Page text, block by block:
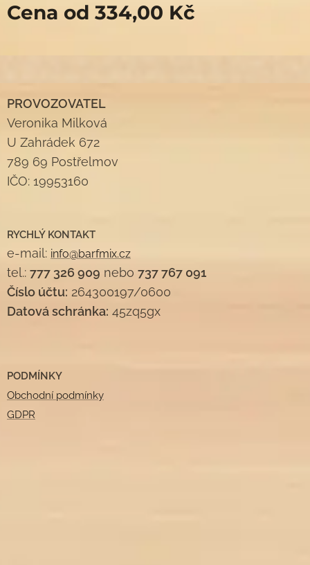
Cena od 334,00 Kč
PROVOZOVATEL
Veronika Milková
U Zahrádek 672
789 69 Postřelmov
IČO: 19953160
RYCHLÝ KONTAKT
e-mail: info@barfmix.cz
tel.: 777 326 909 nebo 737 767 091
Číslo účtu: 264300197/0600
Datová schránka: 45zq5gx
PODMÍNKY
Obchodní podmínky
GDPR